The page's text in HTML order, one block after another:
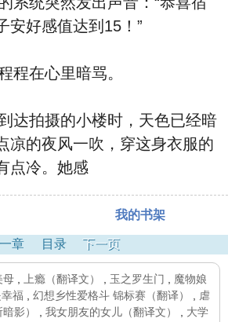
安好感值达到15！”
在心里暗骂。
达拍摄的小楼时，天色已经暗
凉的夜风一吹，穿这身衣服的
点冷。她感
我的书架
一章 目录 下一页
母 上瘾（翻译文） 玉之罗生门
魔物娘
福 幻想乡性爱格斗 锦标赛（翻译）
虐
影）
我女朋友的女儿（翻译文） 大学